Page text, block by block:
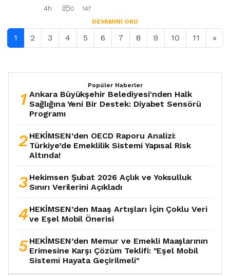
doğurganlık hızı 1,42 çocuk ile dünya
beklenen...
4h 0
147
DEVAMINI OKU
1 2 3 4 5 6 7 8 9 10 11 »
Popüler Haberler
1 Ankara Büyükşehir Belediyesi'nden Halk
Sağlığına Yeni Bir Destek: Diyabet Sensörü
Programı
2 HEKİMSEN’den OECD Raporu Analizi:
Türkiye’de Emeklilik Sistemi Yapısal Risk
Altında!
3 Hekimsen Şubat 2026 Açlık ve Yoksulluk
Sınırı Verilerini Açıkladı
4 HEKİMSEN’den Maaş Artışları İçin Çoklu Veri
ve Eşel Mobil Önerisi
5 HEKİMSEN’den Memur ve Emekli Maaşlarının
Erimesine Karşı Çözüm Teklifi: "Eşel Mobil
Sistemi Hayata Geçirilmeli"